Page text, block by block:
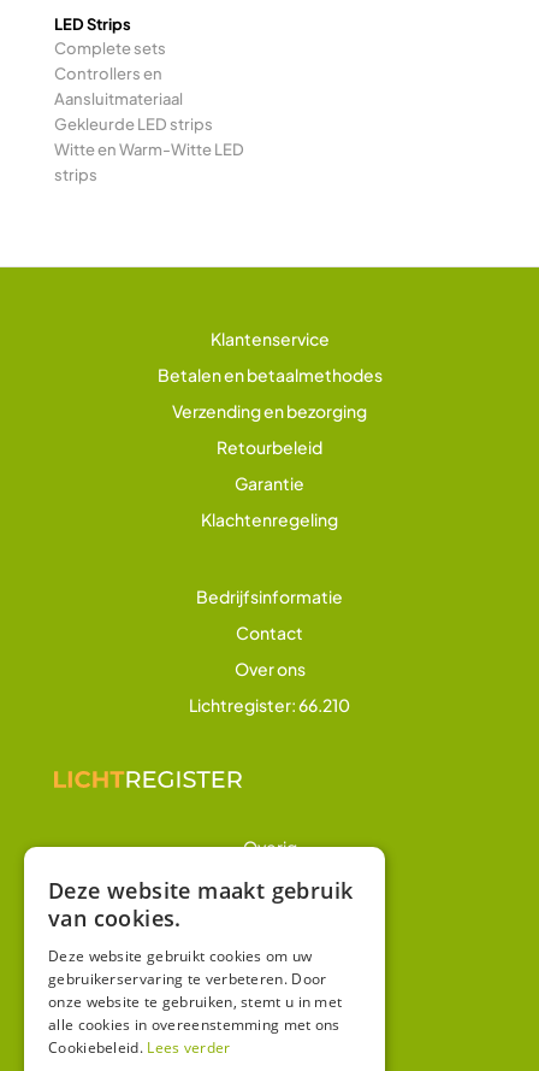
LED Strips
Complete sets
Controllers en
Aansluitmateriaal
Gekleurde LED strips
Witte en Warm-Witte LED
strips
Klantenservice
Betalen en betaalmethodes
Verzending en bezorging
Retourbeleid
Garantie
Klachtenregeling
Bedrijfsinformatie
Contact
Over ons
Lichtregister: 66.210
Overig
Winkel
Algemene voorwaarden
Privacy
Deze website maakt gebruik
van cookies.
Deze website gebruikt cookies om uw
gebruikerservaring te verbeteren. Door
onze website te gebruiken, stemt u in met
alle cookies in overeenstemming met ons
Cookiebeleid. Lees verder